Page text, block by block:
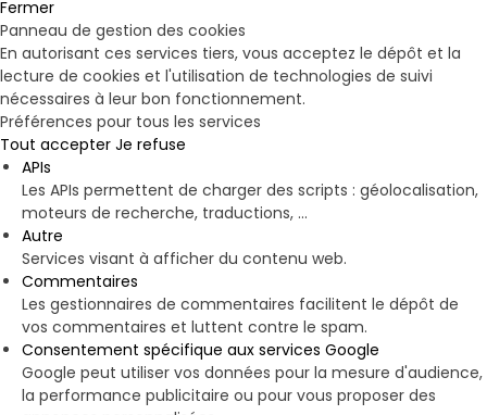
Fermer
Panneau de gestion des cookies
En autorisant ces services tiers, vous acceptez le dépôt et la
lecture de cookies et l'utilisation de technologies de suivi
nécessaires à leur bon fonctionnement.
Préférences pour tous les services
Tout accepter Je refuse
APIs
Les APIs permettent de charger des scripts : géolocalisation,
moteurs de recherche, traductions, ...
Autre
Services visant à afficher du contenu web.
Commentaires
Les gestionnaires de commentaires facilitent le dépôt de
vos commentaires et luttent contre le spam.
Consentement spécifique aux services Google
Google peut utiliser vos données pour la mesure d'audience,
la performance publicitaire ou pour vous proposer des